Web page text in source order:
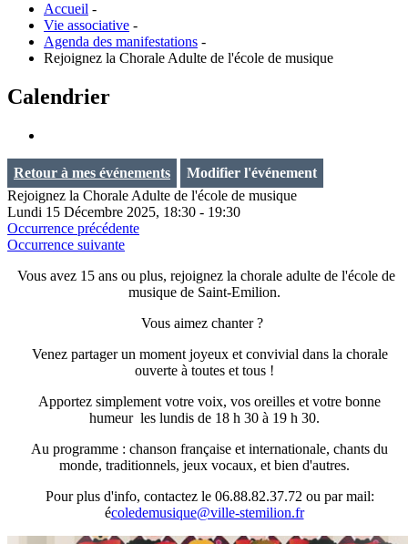
Accueil -
Vie associative -
Agenda des manifestations -
Rejoignez la Chorale Adulte de l'école de musique
Calendrier
Retour à mes événements
Modifier l'événement
Rejoignez la Chorale Adulte de l'école de musique
Lundi 15 Décembre 2025, 18:30 - 19:30
Occurrence précédente
Occurrence suivante
Vous avez 15 ans ou plus, rejoignez la chorale adulte de l'école de
musique de Saint-Emilion.
Vous aimez chanter ?
Venez partager un moment joyeux et convivial dans la chorale
ouverte à toutes et tous !
Apportez simplement votre voix, vos oreilles et votre bonne
humeur les lundis de 18 h 30 à 19 h 30.
Au programme : chanson française et internationale, chants du
monde, traditionnels, jeux vocaux, et bien d'autres.
Pour plus d'info, contactez le 06.88.82.37.72 ou par mail:
écoledemusique@ville-stemilion.fr